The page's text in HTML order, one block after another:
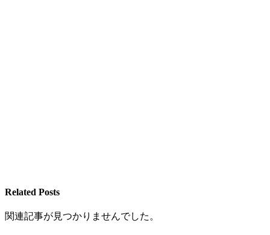
Related Posts
関連記事が見つかりませんでした。